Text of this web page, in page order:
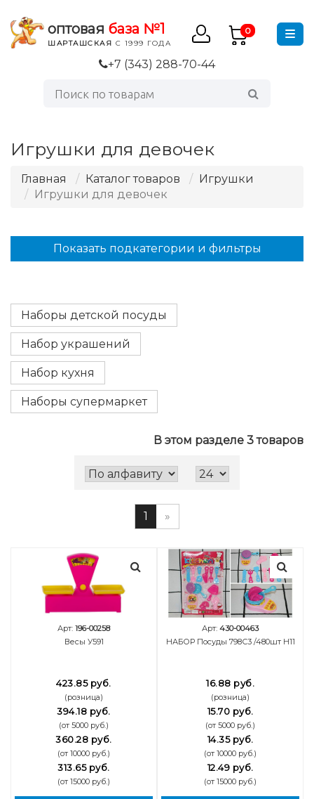
оптовая база №1
ШАРТАШСКАЯ С 1999 ГОДА
0
+7 (343) 288-70-44
Игрушки для девочек
Главная Каталог товаров
Игрушки
Игрушки для девочек
Наборы детской посуды
Набор украшений
Набор кухня
Наборы супермаркет
В этом разделе 3 товаров
1 »
Арт: 196-00258
Весы У591
423.85 руб.
(розница)
394.18 руб.
(от 5000 руб.)
360.28 руб.
(от 10000 руб.)
313.65 руб.
(от 15000 руб.)
Арт: 430-00463
НАБОР Посуды 798С3 /480шт Н11
16.88 руб.
(розница)
15.70 руб.
(от 5000 руб.)
14.35 руб.
(от 10000 руб.)
12.49 руб.
(от 15000 руб.)
Показать подкатегории и фильтры